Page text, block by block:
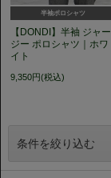
半袖ポロシャツ
【DONDI】半袖 ジャー
ジー ポロシャツ｜ホワ
イト
9,350円(税込)
条件を絞り込む